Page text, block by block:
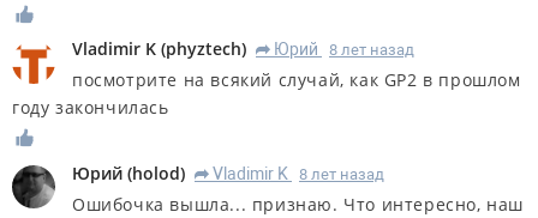
Vladimir K (phyztech) R Юрий 8 лет назад
посмотрите на всякий случай, как GP2 в прошлом
году закончилась
Юрий (holod) R Vladimir K 8 лет назад
Ошибочка вышла... признаю. Что интересно, наш